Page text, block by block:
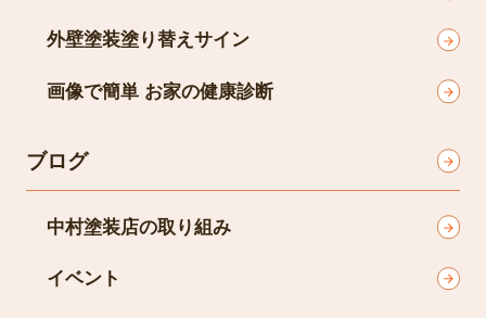
外壁塗装塗り替えサイン
画像で簡単 お家の健康診断
ブログ
中村塗装店の取り組み
イベント